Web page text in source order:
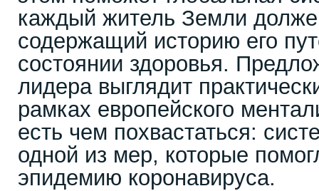
каждый житель Земли
содержащий историю его
состоянии здоровья.
лидера выглядит
рамках европейского
есть чем похвастаться:
одной из мер, которые
эпидемию коронавируса.